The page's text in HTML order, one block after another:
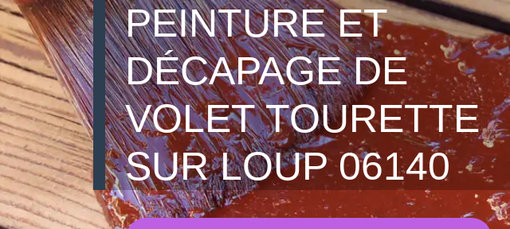
PEINTURE ET
DÉCAPAGE DE
VOLET TOURETTE
SUR LOUP 06140